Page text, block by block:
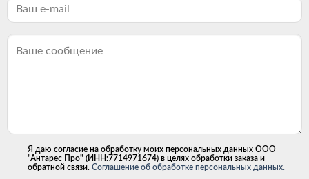
Я даю согласие на обработку моих персональных данных ООО
"Антарес Про" (ИНН:7714971674) в целях обработки заказа и
обратной связи. Соглашение об обработке персональных данных.